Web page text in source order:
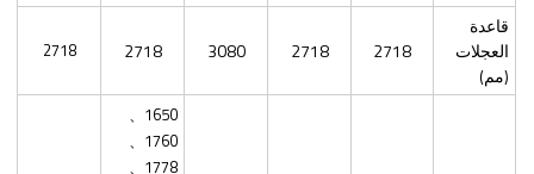
قاعدة
العجلات
(مم)
2718
2718
3080
2718
2718
1650、
1760、
1778、